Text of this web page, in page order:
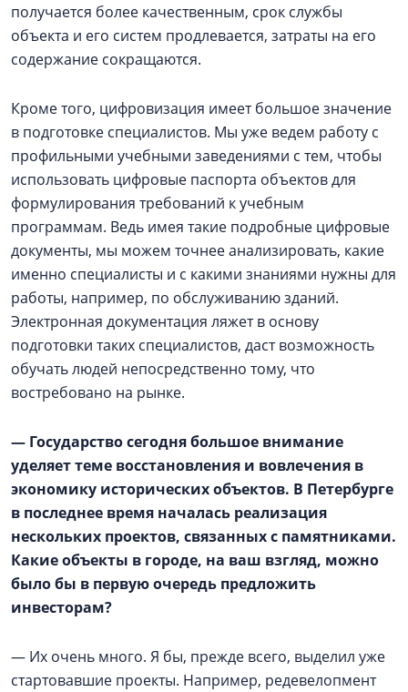
получается более качественным, срок службы
объекта и его систем продлевается, затраты на его
содержание сокращаются.
Кроме того, цифровизация имеет большое значение
в подготовке специалистов. Мы уже ведем работу с
профильными учебными заведениями с тем, чтобы
использовать цифровые паспорта объектов для
формулирования требований к учебным
программам. Ведь имея такие подробные цифровые
документы, мы можем точнее анализировать, какие
именно специалисты и с какими знаниями нужны для
работы, например, по обслуживанию зданий.
Электронная документация ляжет в основу
подготовки таких специалистов, даст возможность
обучать людей непосредственно тому, что
востребовано на рынке.
— Государство сегодня большое внимание
уделяет теме восстановления и вовлечения в
экономику исторических объектов. В Петербурге
в последнее время началась реализация
нескольких проектов, связанных с памятниками.
Какие объекты в городе, на ваш взгляд, можно
было бы в первую очередь предложить
инвесторам?
— Их очень много. Я бы, прежде всего, выделил уже
стартовавшие проекты. Например, редевелопмент